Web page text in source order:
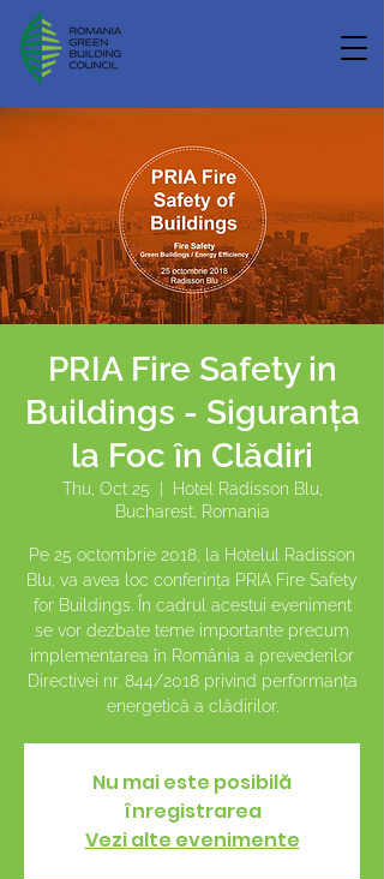
PRIA Fire Safety in
Buildings - Siguranța
la Foc în Clădiri
Thu, Oct 25
Hotel Radisson Blu,
Bucharest, Romania
Pe 25 octombrie 2018, la Hotelul Radisson
Blu, va avea loc conferința PRIA Fire Safety
for Buildings. În cadrul acestui eveniment
se vor dezbate teme importante precum
implementarea în România a prevederilor
Directivei nr. 844/2018 privind performanța
energetică a clădirilor.
Nu mai este posibilă
înregistrarea
Vezi alte evenimente